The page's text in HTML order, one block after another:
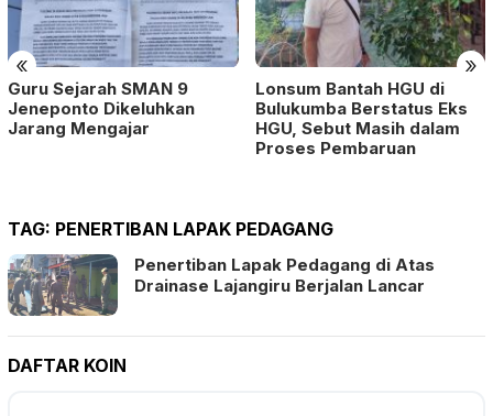
« »
Guru Sejarah SMAN 9
Jeneponto Dikeluhkan
Jarang Mengajar
Lonsum Bantah HGU di
Bulukumba Berstatus Eks
HGU, Sebut Masih dalam
Proses Pembaruan
TAG: PENERTIBAN LAPAK PEDAGANG
Penertiban Lapak Pedagang di Atas
Drainase Lajangiru Berjalan Lancar
DAFTAR KOIN